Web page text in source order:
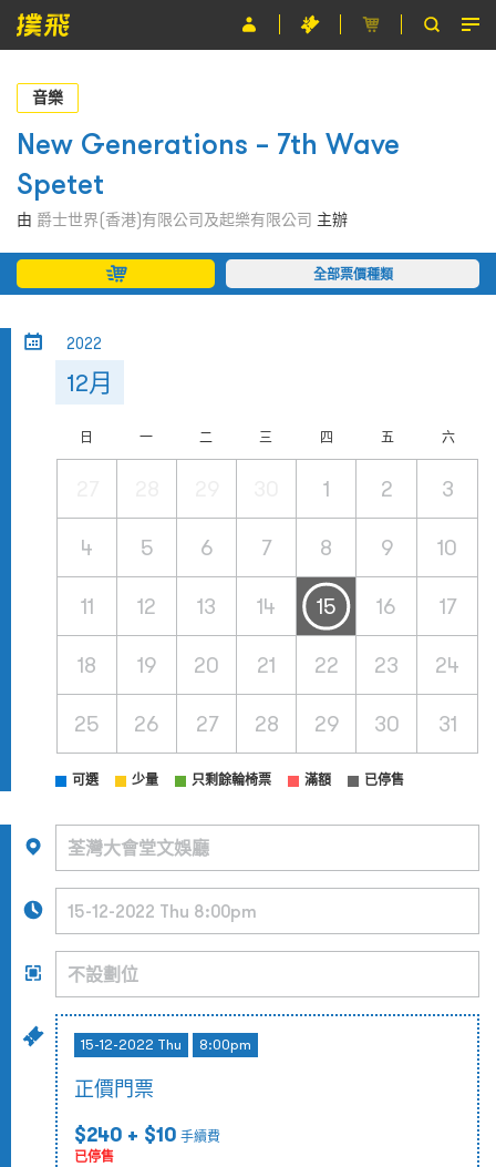
節目
主辦單位
關於撲飛
條款及細則
EN
音樂
New Generations – 7th Wave
Spetet
由 爵士世界(香港)有限公司及起樂有限公司 主辦
全部票價種類
2022
12月
日 一 二 三 四 五 六
1 2 3
4 5 6 7 8 9 10
11 12 13 14 15 16 17
18 19 20 21 22 23 24
25 26 27 28 29 30 31
可選 少量 只剩餘輪椅票 滿額 已停售
15-12-2022 Thu 8:00pm
正價門票
$240 + $10 手續費
已停售